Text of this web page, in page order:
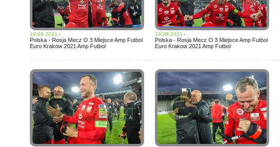
19.09.2021 r
Polska - Rosja Mecz O 3 Miejsce Amp Futbol
Euro Krakow 2021 Amp Futbol
19.09.2021 r
Polska - Rosja Mecz O 3 Miejsce Amp Futbol
Euro Krakow 2021 Amp Futbol